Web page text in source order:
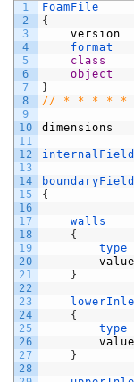
1
2
3
4
5
6
7
8
9
10
11
12
13
14
15
16
17
18
19
20
21
22
23
24
25
26
27
28
FoamFile
{
version
class
object
}
// * * * * *
dimensions
boundaryField
{
walls
{
value
}
{
value
}